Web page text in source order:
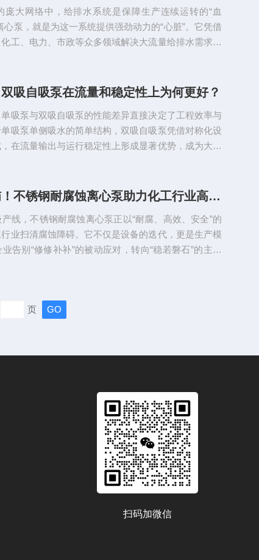
人专用泵的设计...
庞大网络中，给排水系统是保障生产连续运转的“血
心泵，就是为这一系统提供强劲动力的“心脏”。它凭借
工、电力、市政等众多领域解决大流量给排水需求的
幅降低了进口流体的流速，有效减少了气蚀现象的发
下，流量比单...
吸自吸泵在流量和稳定性上为何更好？
吸泵与双吸自吸泵的性能差异直接决定了工程效率与
吸泵单侧吸水的简单结构，双吸自吸泵凭借对称化设
在流量输出与运行稳定性上形成显著优势，成为大流
计。单吸泵如同“单鼻孔呼吸”，液体仅从叶轮一侧进
相当于两个单...
告别腐蚀烦恼！不锈钢耐腐蚀离心泵助力化工行业高效运行
线，不锈钢耐腐蚀离心泵正以“耐腐、高效、安全”的
业扫清腐蚀障碍。它不仅是设备的迭代，更是生产模
告别“修修补补”的被动应对，转向“稳若磐石”的主动
，不仅导致泵体频繁渗漏、部件过早报废，更引发停
页
扫码加微信